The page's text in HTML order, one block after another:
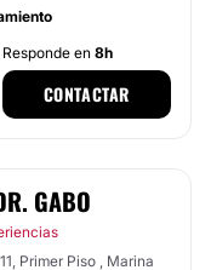
Responde en 8h
CONTACTAR
GABO
Primer Piso , Marina